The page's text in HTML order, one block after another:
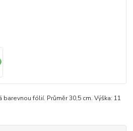
fólií. Průměr 30,5 cm. Výška: 11